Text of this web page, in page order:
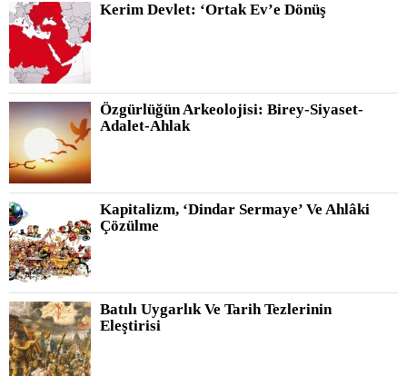
Kerim Devlet: ‘Ortak Ev’e Dönüş
Özgürlüğün Arkeolojisi: Birey-Siyaset-
Adalet-Ahlak
Kapitalizm, ‘Dindar Sermaye’ Ve Ahlâki
Çözülme
Batılı Uygarlık Ve Tarih Tezlerinin
Eleştirisi